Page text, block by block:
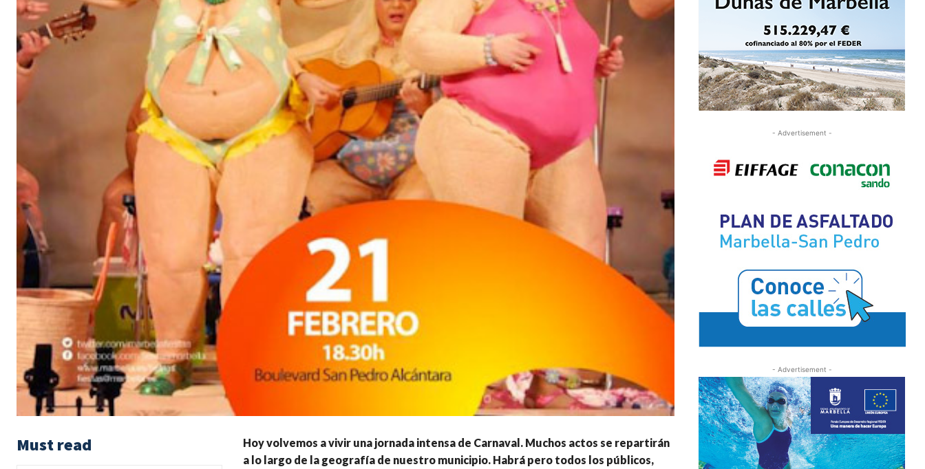
Must read
Hoy volvemos a vivir una jornada intensa de Carnaval. Muchos actos se repartirán
a lo largo de la geografía de nuestro municipio. Habrá pero todos los públicos,
- Advertisement -
- Advertisement -